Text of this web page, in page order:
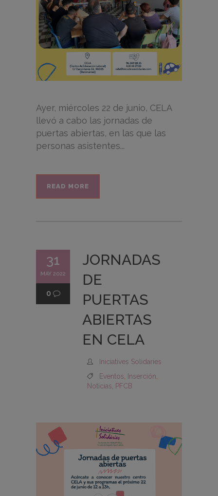
Ayer, miércoles 22 de junio, CELA
llevó a cabo las jornadas de
puertas abiertas, en las que las
personas asistentes...
READ MORE
31
MAY 2022
0
JORNADAS
DE
PUERTAS
ABIERTAS
EN CELA
Iniciatives Solidaries
Eventos
Inserción
Noticias
PFCB